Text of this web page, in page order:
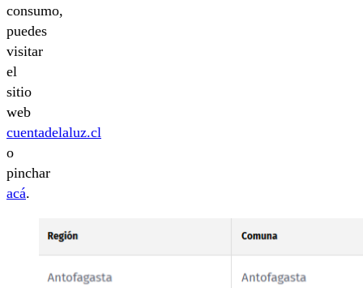
consumo,
puedes
visitar
el
sitio
web
cuentadelaluz.cl
o
pinchar
acá.